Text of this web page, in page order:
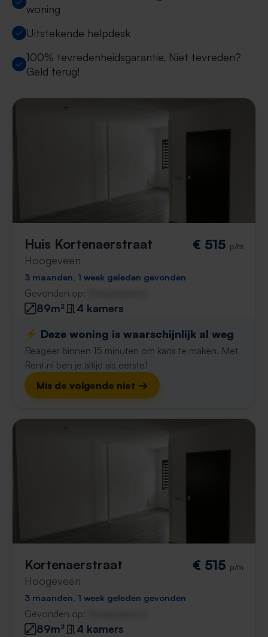
woning
Uitstekende helpdesk
100% tevredenheidsgarantie. Niet tevreden?
Geld terug!
Huis Kortenaerstraat
Hoogeveen
€ 515 p/m
3 maanden, 1 week geleden gevonden
Gevonden op:
89m²
4 kamers
⚡️ Deze woning is waarschijnlijk al weg
Reageer binnen 15 minuten om kans te maken. Met
Rent.nl ben je altijd als eerste!
Mis de volgende niet →
Kortenaerstraat
Hoogeveen
€ 515 p/m
3 maanden, 1 week geleden gevonden
Gevonden op:
89m²
4 kamers